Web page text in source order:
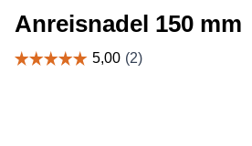
Anreisnadel 150 mm